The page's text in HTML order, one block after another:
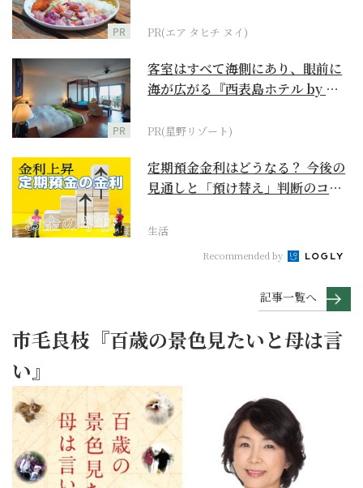
PR PR(エア タヒチ ヌイ)
PR
客室はすべて海側にあり、眼前に
海が広がる『西表島ホテル by 星
PR(星野リゾート)
定期預金金利はどうなる？ 今後の
見通しと「預け替え」判断のコツ
生活
Recommended by
記事一覧へ
市毛良枝『百歳の景色見たいと母は言
い』